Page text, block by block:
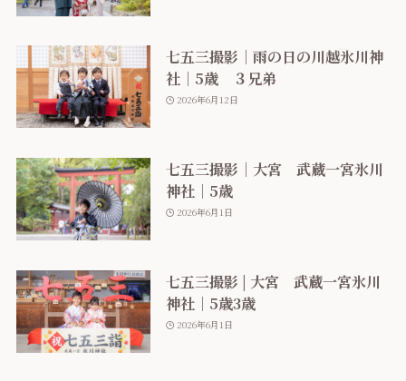
七五三撮影｜雨の日の川越氷川神
社｜5歳 ３兄弟
2026年6月12日
七五三撮影｜大宮 武蔵一宮氷川
神社｜5歳
2026年6月1日
七五三撮影 | 大宮 武蔵一宮氷川
神社｜5歳3歳
2026年6月1日